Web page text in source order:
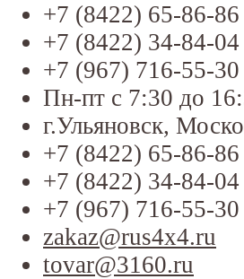
+7 (8422) 65-86-86
+7 (8422) 34-84-04
+7 (967) 716-55-30
Пн-пт с 7:30 до
г.Ульяновск,
+7 (8422) 65-86-86
+7 (8422) 34-84-04
+7 (967) 716-55-30
zakaz@rus4x4.ru
tovar@3160.ru